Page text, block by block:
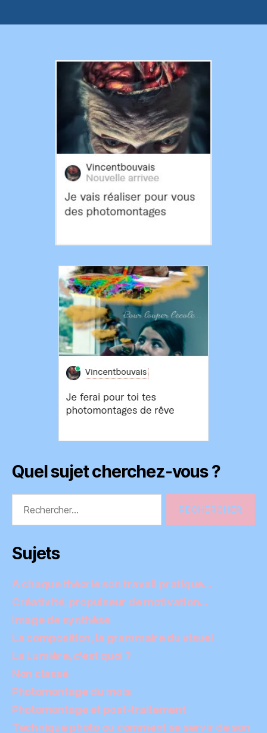
Quel sujet cherchez-vous ?
Sujets
A chaque théorie son travail pratique…
Créativité, propulseur de motivation…
Image de synthèse
La composition, la grammaire du visuel
La Lumière, c'est quoi ?
Non classé
Photomontage du mois
Photomontage et post-traitement
Technique photo ou comment se servir de son